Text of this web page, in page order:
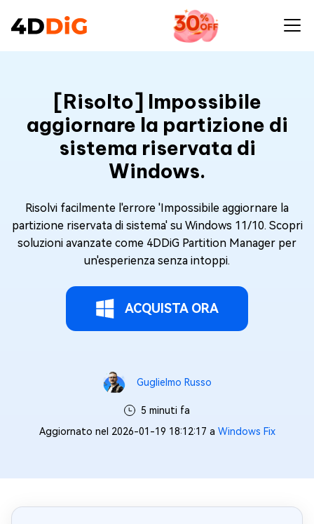
[Risolto] Impossibile
aggiornare la partizione di
sistema riservata di
Windows.
Risolvi facilmente l'errore 'Impossibile aggiornare la
partizione riservata di sistema' su Windows 11/10. Scopri
soluzioni avanzate come 4DDiG Partition Manager per
un'esperienza senza intoppi.
ACQUISTA ORA
Guglielmo Russo
5 minuti fa
Aggiornato nel 2026-01-19 18:12:17 a Windows Fix